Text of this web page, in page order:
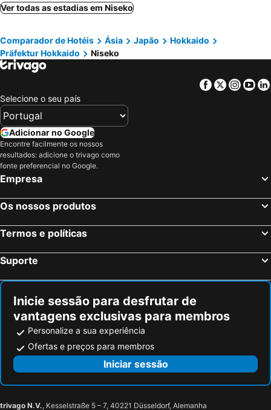
Kamikawa, Hokkaido Hotéis
Hakone, Kanto Hotéis
Takayama, Chubu e Hokuriku Hotéis
Hiroshima, Chugoku Hotéis
Fujikawaguchiko, Chubu e Hokuriku Hotéis
Kanazawa, Chubu e Hokuriku Hotéis
Ver todas as estadias em Niseko
Comparador de Hotéis Ásia Japão
Hokkaido
Präfektur Hokkaido
Niseko
Facebook
Twitter
Selecione o seu país
Adicionar no Google
Encontre facilmente os nossos
resultados: adicione o trivago como
fonte preferencial no Google.
Empresa
Os nossos produtos
Termos e políticas
Suporte
Inicie sessão para desfrutar de
vantagens exclusivas para membros
Personalize a sua experiência
Ofertas e preços para membros
Iniciar sessão
trivago N.V., Kesselstraße 5 – 7, 40221 Düsseldorf, Alemanha